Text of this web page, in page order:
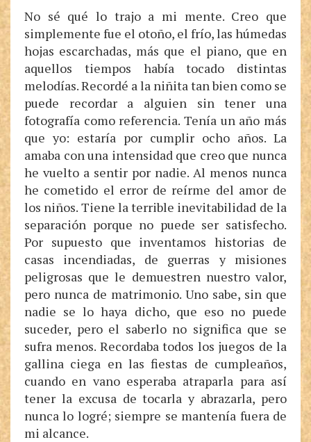
No sé qué lo trajo a mi mente. Creo que
simplemente fue el otoño, el frío, las húmedas
hojas escarchadas, más que el piano, que en
aquellos tiempos había tocado distintas
melodías. Recordé a la niñita tan bien como se
puede recordar a alguien sin tener una
fotografía como referencia. Tenía un año más
que yo: estaría por cumplir ocho años. La
amaba con una intensidad que creo que nunca
he vuelto a sentir por nadie. Al menos nunca
he cometido el error de reírme del amor de
los niños. Tiene la terrible inevitabilidad de la
separación porque no puede ser satisfecho.
Por supuesto que inventamos historias de
casas incendiadas, de guerras y misiones
peligrosas que le demuestren nuestro valor,
pero nunca de matrimonio. Uno sabe, sin que
nadie se lo haya dicho, que eso no puede
suceder, pero el saberlo no significa que se
sufra menos. Recordaba todos los juegos de la
gallina ciega en las fiestas de cumpleaños,
cuando en vano esperaba atraparla para así
tener la excusa de tocarla y abrazarla, pero
nunca lo logré; siempre se mantenía fuera de
mi alcance.